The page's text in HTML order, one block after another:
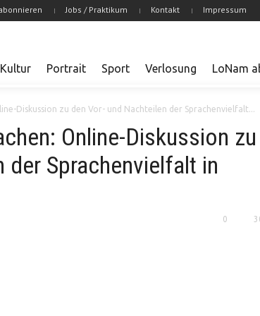
Jobs / Praktikum Kontakt Impressum
Kultur Portrait Sport Verlosung LoNam
Diskussion zu den Vor- und Nachteilen der Sprachenvielfalt...
Online-Diskussion zu
der Sprachenvielfalt in
0